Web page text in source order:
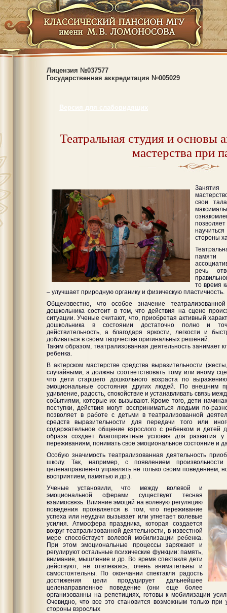
Лицензия №037577
Государственная аккредитация №005029
Версия для слабовидящих
Театральная студия и основы
мастерства при
Занятия
свои
стороны
памяти
речь
то время
– улучшает природную органику и физическую пластичность.
Общеизвестно, что особое значение
дошкольника состоит в том, что действия на сцене
ситуации. Ученые считают, что, приобретая активный
дошкольника в состоянии достаточно полно и
действительность, а благодаря яркости, легкости и
добиваться в своем творчестве оригинальных решений.
Таким образом, театрализованная деятельность занимает
ребенка.
В актерском мастерстве средства выразительности
случайными, а должны соответствовать тому или иному
что дети старшего дошкольного возраста по
эмоциональные состояния других людей. По внешним
удивление, радость, спокойствие и устанавливать связь
событиями, которые их вызывают. Кроме того, дети
поступки, действия могут восприниматься людьми по-
позволяет в работе с детьми в театрализованной
средств выразительности для передачи того или
содержательное общение взрослого с ребенком и детей
образа создает благоприятные условия для развития
переживаниям, понимать свое эмоциональное состояние и
Особую значимость театрализованная деятельность
школу. Так, например, с появлением
целенаправленно управлять не только своим поведением,
восприятием, памятью и др.).
Ученые установили, что между волевой и
эмоциональной сферами существует тесная
взаимосвязь. Влияние эмоций на волевую регуляцию
поведения проявляется в том, что переживание
успеха или неудачи вызывает или угнетает волевые
усилия. Атмосфера праздника, которая создается
вокруг театрализованной деятельности, в известной
мере способствует волевой мобилизации ребенка.
При этом эмоциональные процессы заряжают и
регулируют остальные психические функции: память,
внимание, мышление и др. Во время спектакля дети
действуют, не отвлекаясь, очень внимательны и
самостоятельны. По окончании спектакля радость
достижения цели продуцирует дальнейшее
целенаправленное поведение (они еще более
организованны на репетициях, готовы к мобилизации
Очевидно, что все это становится возможным только
стороны взрослых